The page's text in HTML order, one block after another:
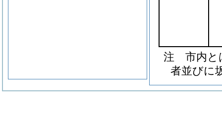
注 市内と
者並びに